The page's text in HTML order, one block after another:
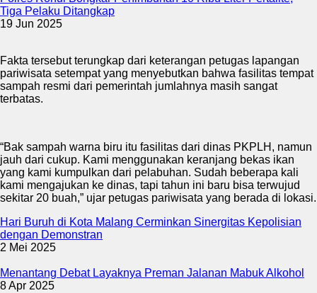
Tiga Pelaku Ditangkap
19 Jun 2025
Fakta tersebut terungkap dari keterangan petugas lapangan
pariwisata setempat yang menyebutkan bahwa fasilitas tempat
sampah resmi dari pemerintah jumlahnya masih sangat
terbatas.
“Bak sampah warna biru itu fasilitas dari dinas PKPLH, namun
jauh dari cukup. Kami menggunakan keranjang bekas ikan
yang kami kumpulkan dari pelabuhan. Sudah beberapa kali
kami mengajukan ke dinas, tapi tahun ini baru bisa terwujud
sekitar 20 buah,” ujar petugas pariwisata yang berada di lokasi.
Hari Buruh di Kota Malang Cerminkan Sinergitas Kepolisian
dengan Demonstran
2 Mei 2025
Menantang Debat Layaknya Preman Jalanan Mabuk Alkohol
8 Apr 2025